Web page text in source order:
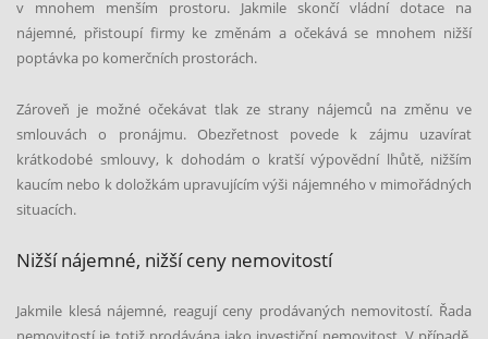
v mnohem menším prostoru. Jakmile skončí vládní dotace na
nájemné, přistoupí firmy ke změnám a očekává se mnohem nižší
poptávka po komerčních prostorách.
Zároveň je možné očekávat tlak ze strany nájemců na změnu ve
smlouvách o pronájmu. Obezřetnost povede k zájmu uzavírat
krátkodobé smlouvy, k dohodám o kratší výpovědní lhůtě, nižším
kaucím nebo k doložkám upravujícím výši nájemného v mimořádných
situacích.
Nižší nájemné, nižší ceny nemovitostí
Jakmile klesá nájemné, reagují ceny prodávaných nemovitostí. Řada